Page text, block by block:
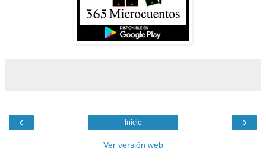
‹ ›
Inicio
Ver versión web